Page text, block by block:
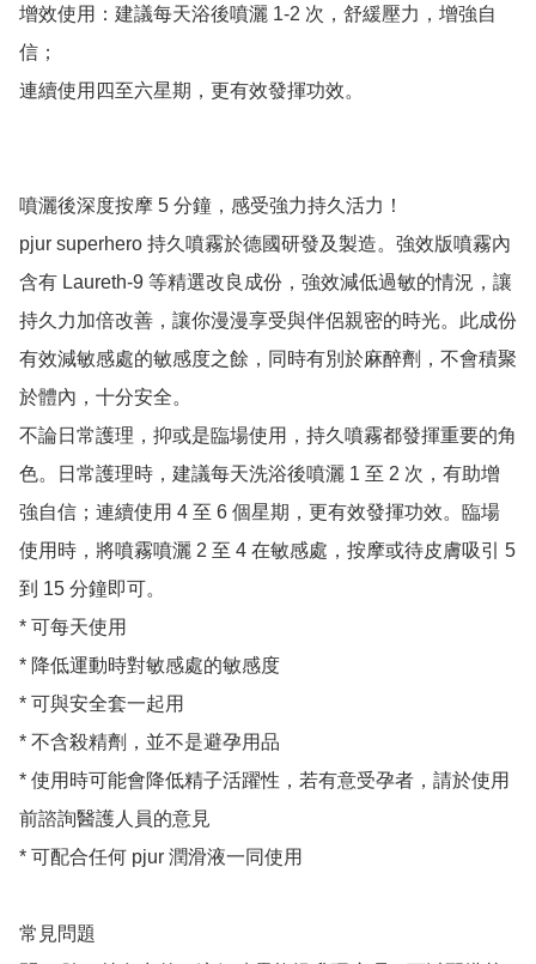
增效使用：建議每天浴後噴灑 1-2 次，舒緩壓力，增強自
信；
連續使用四至六星期，更有效發揮功效。
噴灑後深度按摩 5 分鐘，感受強力持久活力！
pjur superhero 持久噴霧於德國研發及製造。強效版噴霧內
含有 Laureth-9 等精選改良成份，強效減低過敏的情況，讓
持久力加倍改善，讓你漫漫享受與伴侶親密的時光。此成份
有效減敏感處的敏感度之餘，同時有別於麻醉劑，不會積聚
於體內，十分安全。
不論日常護理，抑或是臨場使用，持久噴霧都發揮重要的角
色。日常護理時，建議每天洗浴後噴灑 1 至 2 次，有助增
強自信；連續使用 4 至 6 個星期，更有效發揮功效。臨場
使用時，將噴霧噴灑 2 至 4 在敏感處，按摩或待皮膚吸引 5
到 15 分鐘即可。
* 可每天使用
* 降低運動時對敏感處的敏感度
* 可與安全套一起用
* 不含殺精劑，並不是避孕用品
* 使用時可能會降低精子活躍性，若有意受孕者，請於使用
前諮詢醫護人員的意見
* 可配合任何 pjur 潤滑液一同使用
常見問題